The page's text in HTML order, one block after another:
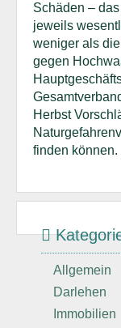
Schäden –
jeweils
weniger als
gegen
Herbst
finden können.
Allgemein
Darlehen
Immobilien